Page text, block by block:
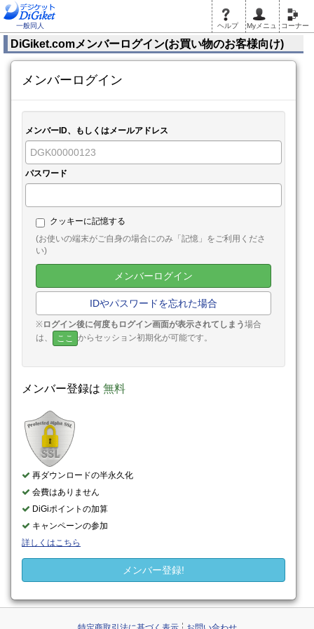
一般同人 ヘルプ Myメニュ コーナー
DiGiket.comメンバーログイン(お買い物のお客様向け)
メンバーログイン
メンバーID、もしくはメールアドレス
パスワード
クッキーに記憶する
(お使いの端末がご自身の場合にのみ「記憶」をご利用くださ
い)
メンバーログイン
IDやパスワードを忘れた場合
※ログイン後に何度もログイン画面が表示されてしまう場合
は、
ここ からセッション初期化が可能です。
メンバー登録は 無料
再ダウンロードの半永久化
会費はありません
DiGiポイントの加算
キャンペーンの参加
詳しくはこちら
メンバー登録!